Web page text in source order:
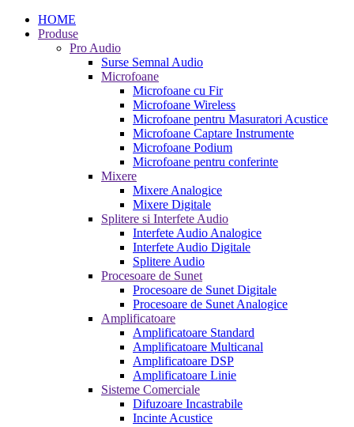
HOME
Produse
Pro Audio
Surse Semnal Audio
Microfoane
Microfoane cu Fir
Microfoane Wireless
Microfoane pentru Masuratori Acustice
Microfoane Captare Instrumente
Microfoane Podium
Microfoane pentru conferinte
Mixere
Mixere Analogice
Mixere Digitale
Splitere si Interfete Audio
Interfete Audio Analogice
Interfete Audio Digitale
Splitere Audio
Procesoare de Sunet
Procesoare de Sunet Digitale
Procesoare de Sunet Analogice
Amplificatoare
Amplificatoare Standard
Amplificatoare Multicanal
Amplificatoare DSP
Amplificatoare Linie
Sisteme Comerciale
Difuzoare Incastrabile
Incinte Acustice